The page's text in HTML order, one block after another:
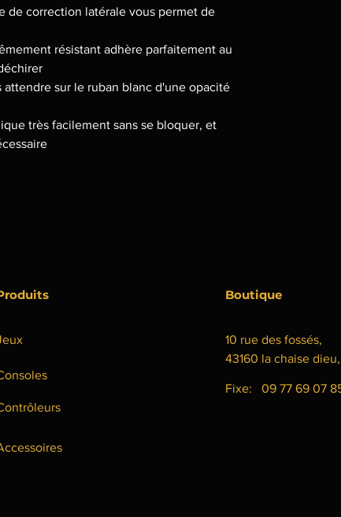
de correction latérale vous permet de
résistant adhère parfaitement au
attendre sur le ruban blanc d'une opacité
très facilement sans se bloquer, et
Boutique
10 rue des fossés,
43160 la chaise
Fixe: 09 77 69 07